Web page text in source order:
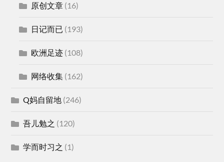
原创文章 (16)
日记而已 (193)
欧洲足迹 (108)
网络收集 (162)
Q妈自留地 (246)
吾儿勉之 (120)
学而时习之 (1)